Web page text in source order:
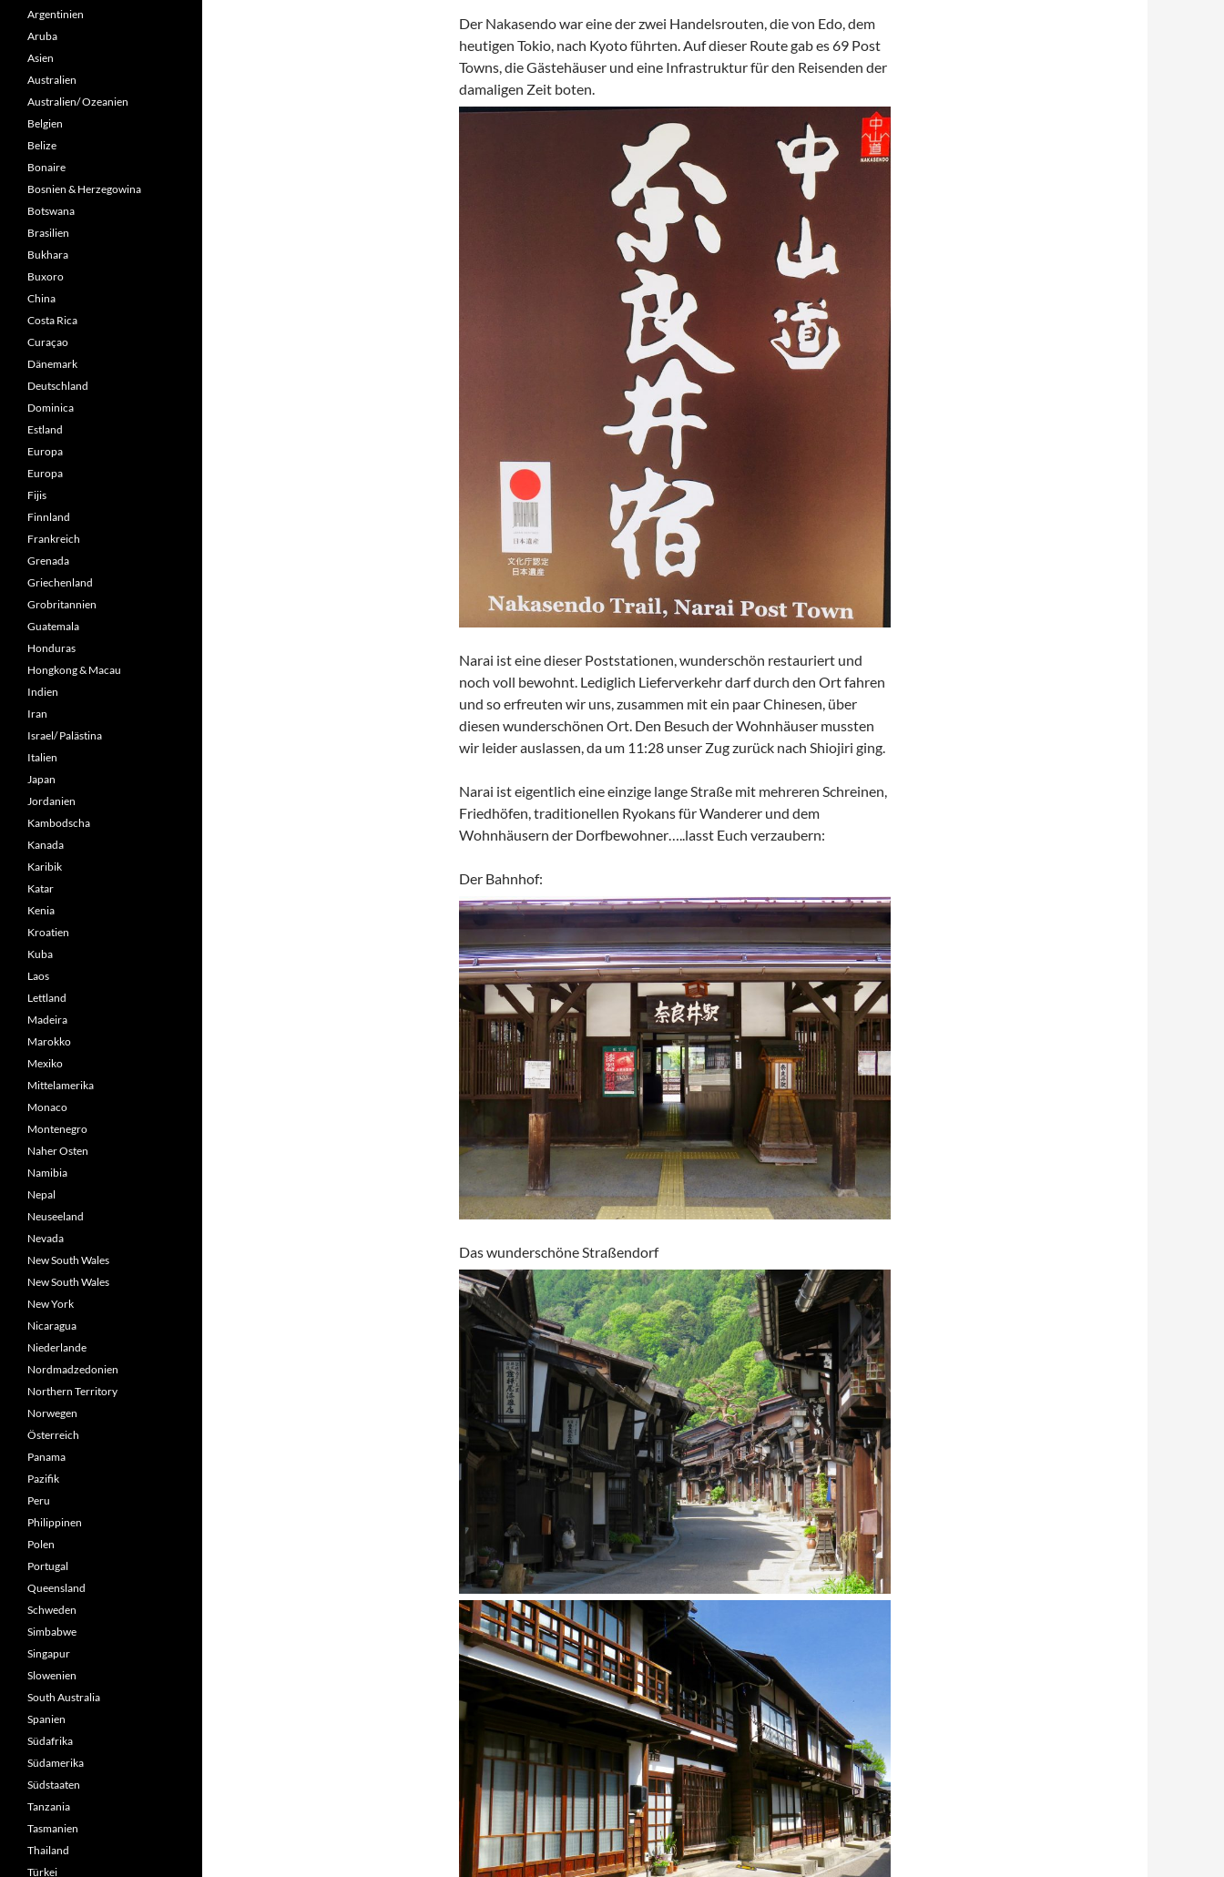
Der Nakasendo war eine der zwei Handelsrouten, die von Edo, dem
heutigen Tokio, nach Kyoto führten. Auf dieser Route gab es 69 Post
Towns, die Gästehäuser und eine Infrastruktur für den Reisenden der
damaligen Zeit boten.
Narai ist eine dieser Poststationen, wunderschön restauriert und
noch voll bewohnt. Lediglich Lieferverkehr darf durch den Ort fahren
und so erfreuten wir uns, zusammen mit ein paar Chinesen, über
diesen wunderschönen Ort. Den Besuch der Wohnhäuser mussten
wir leider auslassen, da um 11:28 unser Zug zurück nach Shiojiri ging.
Narai ist eigentlich eine einzige lange Straße mit mehreren Schreinen,
Friedhöfen, traditionellen Ryokans für Wanderer und dem
Wohnhäusern der Dorfbewohner…..lasst Euch verzaubern:
Der Bahnhof:
Das wunderschöne Straßendorf
Argentinien
Aruba
Asien
Australien
Australien/ Ozeanien
Belgien
Belize
Bonaire
Bosnien & Herzegowina
Botswana
Brasilien
Bukhara
Buxoro
China
Costa Rica
Curaçao
Dänemark
Deutschland
Dominica
Estland
Europa
Europa
Fijis
Finnland
Frankreich
Grenada
Griechenland
Grobritannien
Guatemala
Honduras
Hongkong & Macau
Indien
Iran
Israel/ Palästina
Italien
Japan
Jordanien
Kambodscha
Kanada
Karibik
Katar
Kenia
Kroatien
Kuba
Laos
Lettland
Madeira
Marokko
Mexiko
Mittelamerika
Monaco
Montenegro
Naher Osten
Namibia
Nepal
Neuseeland
Nevada
New South Wales
New South Wales
New York
Nicaragua
Niederlande
Nordmadzedonien
Northern Territory
Norwegen
Österreich
Panama
Pazifik
Peru
Philippinen
Polen
Portugal
Queensland
Schweden
Simbabwe
Singapur
Slowenien
South Australia
Spanien
Südafrika
Südamerika
Südstaaten
Tanzania
Tasmanien
Thailand
Türkei